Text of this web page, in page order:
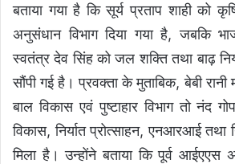
बताया गया है कि सूर्य प्रताप शाही को
अनुसंधान विभाग दिया गया है, जबकि
स्वतंत्र देव सिंह को जल शक्ति तथा बाढ़
सौंपी गई है। प्रवक्ता के मुताबिक, बेबी रानी
बाल विकास एवं पुष्टाहार विभाग तो नंद
विकास, निर्यात प्रोत्साहन, एनआरआई तथा
मिला है। उन्होंने बताया कि पूर्व आईएएस